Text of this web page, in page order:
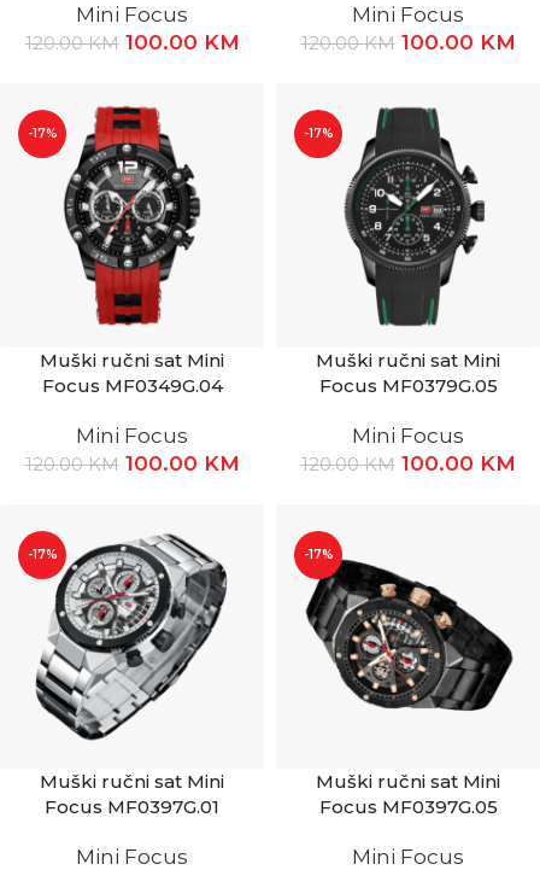
Mini Focus
120.00KM 100.00 KM
Mini Focus
120.00KM 100.00 KM
-17%
Muški ručni sat Mini
Focus MF0349G.04
Mini Focus
120.00KM 100.00 KM
-17%
Muški ručni sat Mini
Focus MF0379G.05
Mini Focus
120.00KM 100.00 KM
-17%
Muški ručni sat Mini
Focus MF0397G.01
Mini Focus
-17%
Muški ručni sat Mini
Focus MF0397G.05
Mini Focus